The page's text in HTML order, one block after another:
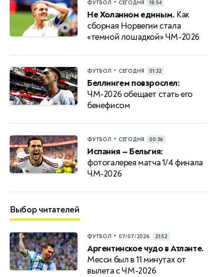
ФУТБОЛ • СЕГОДНЯ 18:54
Не Холанном единым. Как
сборная Норвегии стала
«темной лошадкой» ЧМ-2026
ФУТБОЛ • СЕГОДНЯ 01:32
Беллингем повзрослел:
ЧМ-2026 обещает стать его
бенефисом
ФУТБОЛ • СЕГОДНЯ 00:36
Испания — Бельгия:
фотогалерея матча 1/4 финала
ЧМ-2026
Выбор читателей
ФУТБОЛ • 07/07/2026 21:52
Аргентинское чудо в Атланте.
Месси был в 11 минутах от
вылета с ЧМ-2026